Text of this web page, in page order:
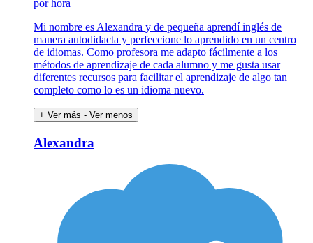
por hora
Mi nombre es Alexandra y de pequeña aprendí inglés de
manera autodidacta y perfeccione lo aprendido en un centro
de idiomas. Como profesora me adapto fácilmente a los
métodos de aprendizaje de cada alumno y me gusta usar
diferentes recursos para facilitar el aprendizaje de algo tan
completo como lo es un idioma nuevo.
+ Ver más - Ver menos
Alexandra